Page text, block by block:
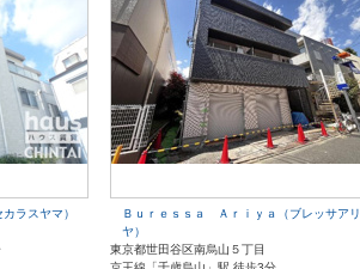
ラスヤマ）
Ｂｕｒｅｓｓａ Ａｒｉｙａ（ブレッサアリ
ヤ）
東京都世田谷区南烏山５丁目